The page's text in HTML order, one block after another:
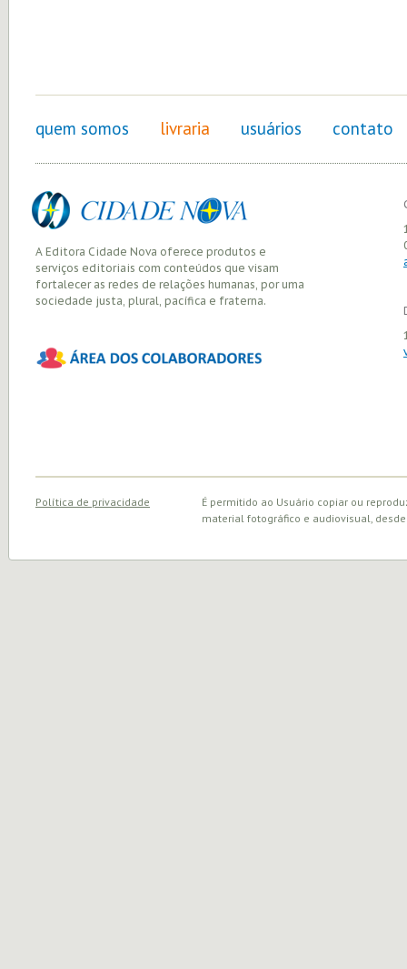
quem somos livraria usuários contato
A Editora Cidade Nova oferece produtos e
serviços editoriais com conteúdos que visam
fortalecer as redes de relações humanas, por uma
sociedade justa, plural, pacífica e fraterna.
Política de privacidade
É permitido ao Usuário copiar ou
material fotográfico e audiovisual,